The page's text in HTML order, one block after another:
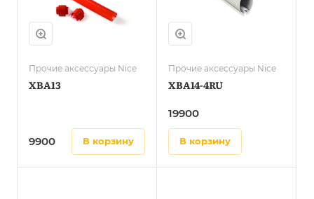
Прочие аксессуары Nice
XBA13
9900 в корзину
Прочие аксессуары Nice
XBA14-4RU
19900
в корзину